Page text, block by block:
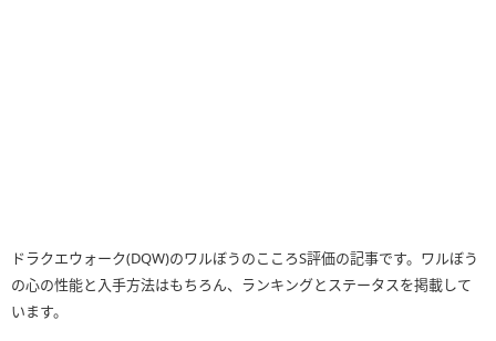
ドラクエウォーク(DQW)のワルぼうのこころS評価の記事です。ワルぼう
の心の性能と入手方法はもちろん、ランキングとステータスを掲載して
います。